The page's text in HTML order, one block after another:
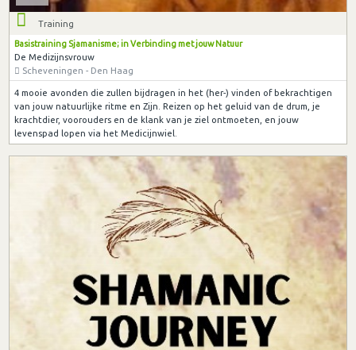
Training
Basistraining Sjamanisme; in Verbinding met jouw Natuur
De Medizijnsvrouw
Scheveningen - Den Haag
4 mooie avonden die zullen bijdragen in het (her-) vinden of bekrachtigen
van jouw natuurlijke ritme en Zijn. Reizen op het geluid van de drum, je
krachtdier, voorouders en de klank van je ziel ontmoeten, en jouw
levenspad lopen via het Medicijnwiel.